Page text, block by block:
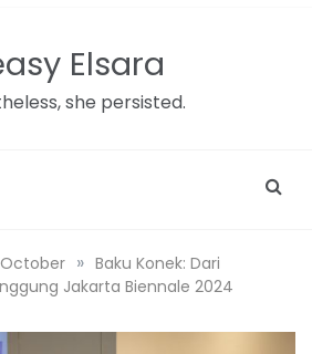
Elsara
she persisted.
October » Baku Konek: Dari
Jakarta Biennale 2024